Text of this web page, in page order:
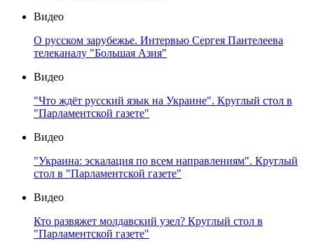
Видео
О русском зарубежье. Интервью Сергея Пантелеева
телеканалу "Большая Азия"
Видео
"Что ждёт русский язык на Украине". Круглый стол в
"Парламентской газете"
Видео
"Украина: эскалация по всем направлениям". Круглый
стол в "Парламентской газете"
Видео
Кто развяжет молдавский узел? Круглый стол в
"Парламентской газете"